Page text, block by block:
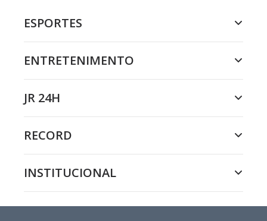
ESPORTES
ENTRETENIMENTO
JR 24H
RECORD
INSTITUCIONAL